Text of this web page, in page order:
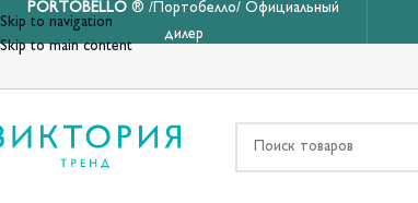
Skip to navigation
Skip to main content
PORTOBELLO ® /Портобелло/ Официальный
дилер